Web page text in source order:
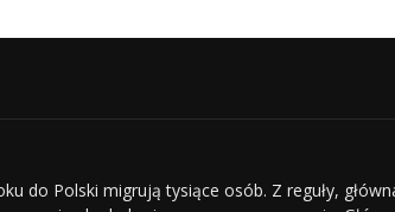
do Polski migrują tysiące osób. Z reguły,